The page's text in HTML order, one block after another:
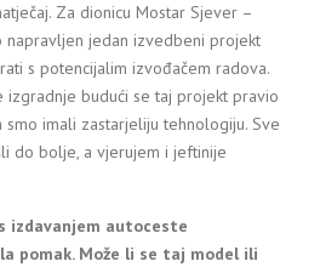
Za dionicu Mostar Sjever –
napravljen jedan izvedbeni projekt
s potencijalim izvođačem radova.
izgradnje budući se taj projekt pravio
imali zastarjeliju tehnologiju. Sve
do bolje, a vjerujem i jeftinije
izdavanjem autoceste
pomak. Može li se taj model ili